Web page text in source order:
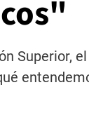
Superior,